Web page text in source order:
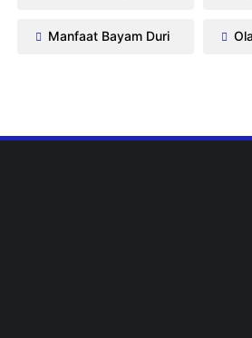
Manfaat Bayam Duri